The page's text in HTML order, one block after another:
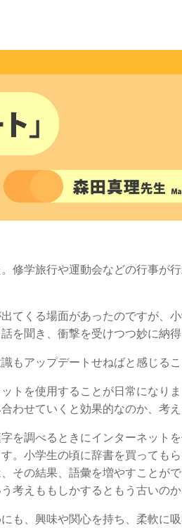
修学旅行や運動会などの行事が
てくる場面があったのですが、
を聞き、衝撃を受けつつ妙に納得
もアップデートせねばと感じるこ
トを使用することが日常になり
わせていくと効果的なのか、考
を調べるときにインターネット
。小学生の頃に辞書を買っても
その結果、語彙を増やすことが
考えももしかするともう古いのか
も、興味や関心を持ち、柔軟に